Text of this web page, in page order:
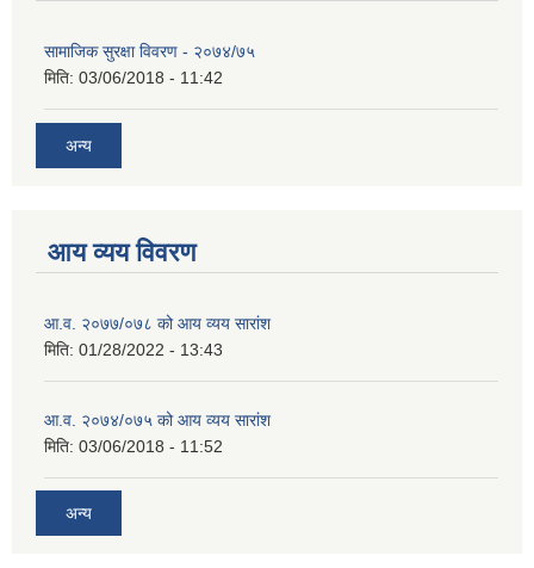
सामाजिक सुरक्षा विवरण - २०७४/७५
मिति: 03/06/2018 - 11:42
अन्य
आय व्यय विवरण
आ.व. २०७७/०७८ को आय व्यय सारांश
मिति: 01/28/2022 - 13:43
आ.व. २०७४/०७५ को आय व्यय सारांश
मिति: 03/06/2018 - 11:52
अन्य